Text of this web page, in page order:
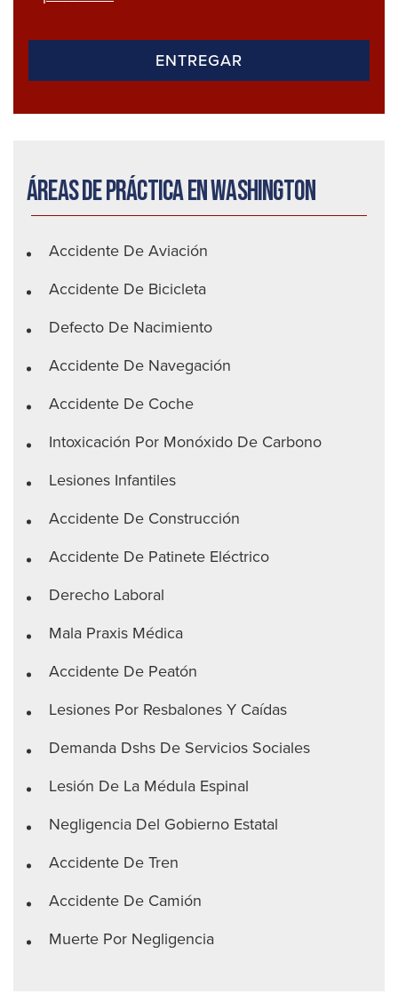
Áreas de práctica en Washington
Accidente De Aviación
Accidente De Bicicleta
Defecto De Nacimiento
Accidente De Navegación
Accidente De Coche
Intoxicación Por Monóxido De Carbono
Lesiones Infantiles
Accidente De Construcción
Accidente De Patinete Eléctrico
Derecho Laboral
Mala Praxis Médica
Accidente De Peatón
Lesiones Por Resbalones Y Caídas
Demanda Dshs De Servicios Sociales
Lesión De La Médula Espinal
Negligencia Del Gobierno Estatal
Accidente De Tren
Accidente De Camión
Muerte Por Negligencia